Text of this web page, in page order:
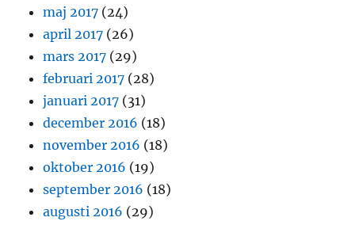
maj 2017 (24)
april 2017 (26)
mars 2017 (29)
februari 2017 (28)
januari 2017 (31)
december 2016 (18)
november 2016 (18)
oktober 2016 (19)
september 2016 (18)
augusti 2016 (29)